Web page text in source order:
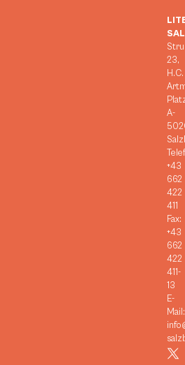
23,
H.C.
A-
+43
662
422
411
Fax:
+43
662
422
411-
13
E-
Mail: